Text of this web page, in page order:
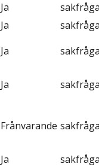
Ja
Ja
Ja
Ja
Frånvarande
Ja